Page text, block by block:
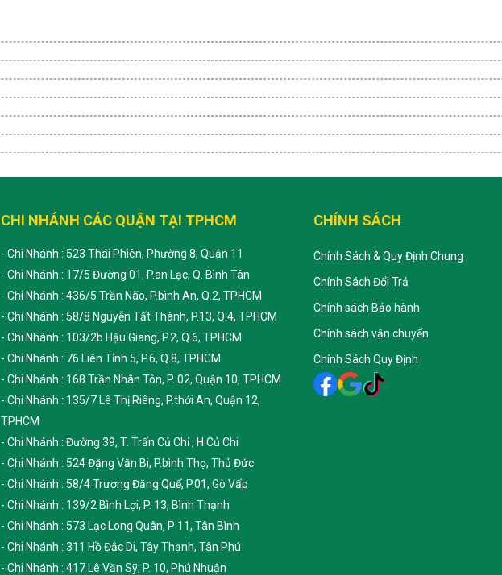
CHI NHÁNH CÁC QUẬN TẠI TPHCM
- Chi Nhánh : 523 Thái Phiên, Phường 8, Quận 11
- Chi Nhánh : 17/5 Đường 01, P.an Lạc, Q. Bình Tân
- Chi Nhánh : 436/5 Trần Não, P.bình An, Q.2, TPHCM
- Chi Nhánh : 58/8 Nguyễn Tất Thành, P.13, Q.4, TPHCM
- Chi Nhánh : 103/2b Hậu Giang, P.2, Q.6, TPHCM
- Chi Nhánh : 76 Liên Tỉnh 5, P.6, Q.8, TPHCM
- Chi Nhánh : 168 Trần Nhân Tôn, P. 02, Quận 10, TPHCM
- Chi Nhánh : 135/7 Lê Thị Riêng, P.thới An, Quận 12,
TPHCM
- Chi Nhánh : Đường 39, T. Trấn Củ Chỉ , H.Củ Chi
- Chi Nhánh : 524 Đặng Văn Bi, P.bình Thọ, Thủ Đức
- Chi Nhánh : 58/4 Trương Đăng Quế, P.01, Gò Vấp
- Chi Nhánh : 139/2 Bình Lợi, P. 13, Bình Thạnh
- Chi Nhánh : 573 Lạc Long Quân, P 11, Tân Bình
- Chi Nhánh : 311 Hồ Đắc Di, Tây Thạnh, Tân Phú
- Chi Nhánh : 417 Lê Văn Sỹ, P. 10, Phú Nhuận
CHÍNH SÁCH
Chính Sách & Quy Định Chung
Chính Sách Đổi Trả
Chính sách Bảo hành
Chính sách vận chuyển
Chính Sách Quy Định